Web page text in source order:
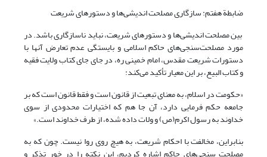
ضابطة هفتم: سازگاری مصلحت اندیشی‌ها و دستورهای شریعت
بین مصلحت اندیشی‌ها و دستورهای شریعت، نباید ناسازگاری باشد. در
مورد مصلحت‌سنجی‌های حاکم اسلامی و بایستگی عدم تعارض آنها با
دستورات شریعت مقدس، امام خمینی ره، در جای جای کتاب ولایت فقیه
و کتاب البیع، بر این معیار تأکید می‌کند:
«حکومت در اسلام، به معنای تبعیت از قانون است و فقط قانون است که بر
جامعه حکم فرمایی دارد، آن جا هم که اختیارات محدودی از سوی
خداوند به رسول اکرم(ص) و ولات داده شده، از طرف خداوند است.»
بنابراین، مخالفت با احکام شریعت، به هیچ روی روا نیست. چون که به